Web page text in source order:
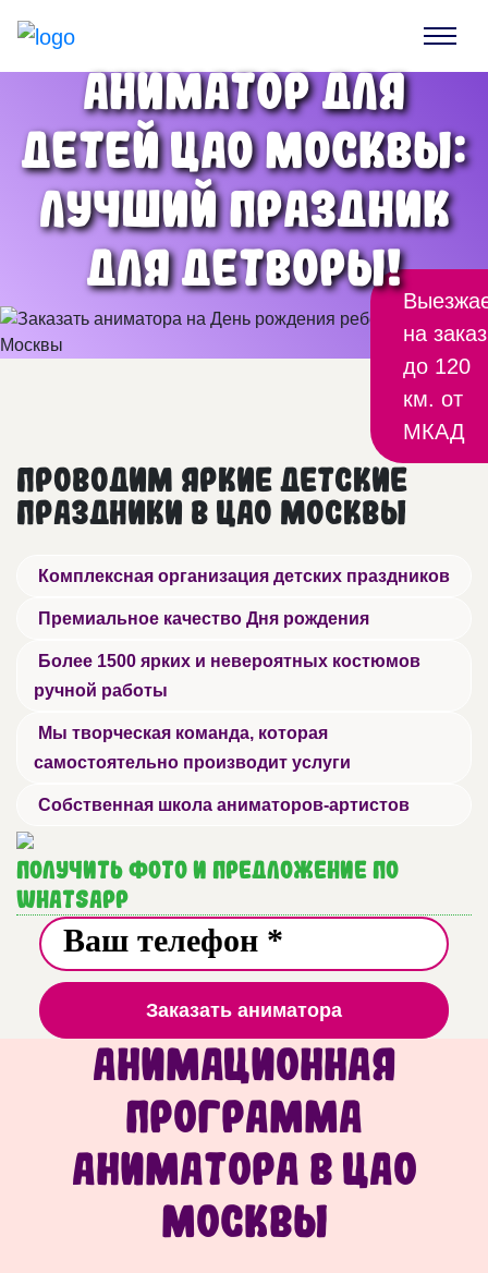
Аниматор для
детей ЦАО Москвы:
лучший праздник
для детворы!
на заказ
до 120
км. от
МКАД
Проводим яркие детские
праздники в ЦАО Москвы
Комплексная организация детских праздников
Премиальное качество Дня рождения
Более 1500 ярких и невероятных костюмов
ручной работы
Мы творческая команда, которая
самостоятельно производит услуги
Собственная школа аниматоров-артистов
Получить фото и предложение по
WhatsApp
Заказать аниматора
Анимационная
программа
аниматора в ЦАО
Москвы